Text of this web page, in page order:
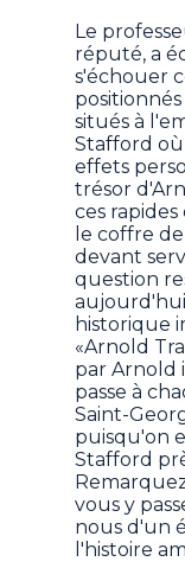
Le
réputé, a
s'échouer
situés à
Stafford
effets
trésor
ces
le coffre
devant
question
historique
«Arnold
par Arnold
passe à
Saint-
puisqu'on
Stafford
vous y
nous d'un
l'histoire